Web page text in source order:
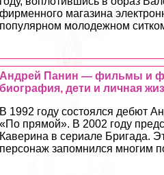
фирменного магазина
популярном молодежном
Андрей Панин — фильмы и
биография, дети и личная
В 1992 году состоялся дебют
«По прямой». В 2002 году
Каверина в сериале Бригада.
персонаж запомнился многим